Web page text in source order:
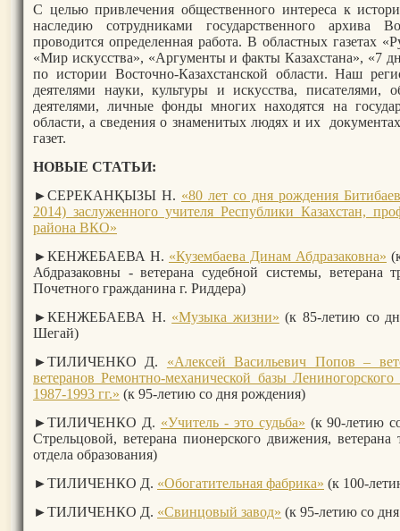
С целью привлечения общественного интереса к
наследию сотрудниками государственного архива
проводится определенная работа. В областных газетах
«Мир искусства», «Аргументы и факты Казахстана», «7
по истории Восточно-Казахстанской области. Наш
деятелями науки, культуры и искусства, писателями,
деятелями, личные фонды многих находятся на
области, а сведения о знаменитых людях и их
газет.
НОВЫЕ СТАТЬИ:
►СЕРЕКАНҚЫЗЫ Н. «80 лет со дня рождения
2014) заслуженного учителя Республики Казахстан,
района ВКО»
►КЕНЖЕБАЕВА Н. «Кузембаева Динам Абдразаковна»
Абдразаковны - ветерана судебной системы, ветерана
Почетного гражданина г. Риддера)
►КЕНЖЕБАЕВА Н. «Музыка жизни» (к 85-летию со
Шегай)
►ТИЛИЧЕНКО Д. «Алексей Васильевич Попов –
ветеранов Ремонтно-механической базы
1987-1993 гг.» (к 95-летию со дня рождения)
►ТИЛИЧЕНКО Д. «Учитель - это судьба» (к 90-летию
Стрельцовой, ветерана пионерского движения, ветерана
отдела образования)
►ТИЛИЧЕНКО Д. «Обогатительная фабрика» (к 100-
►ТИЛИЧЕНКО Д. «Свинцовый завод» (к 95-летию со